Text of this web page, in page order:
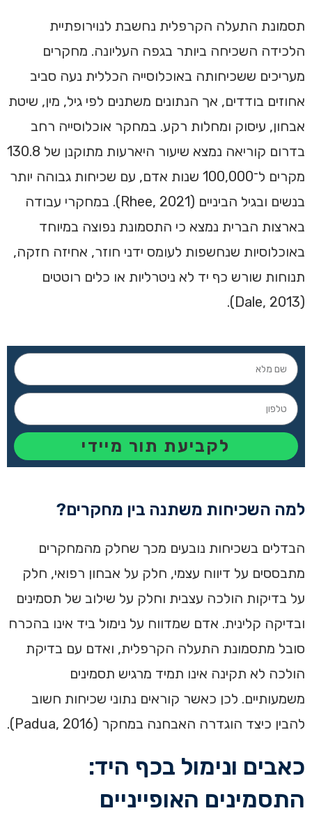
תסמונת התעלה הקרפלית נחשבת לנוירופתיית
הלכידה השכיחה ביותר בגפה העליונה. מחקרים
מעריכים ששכיחותה באוכלוסייה הכללית נעה סביב
אחוזים בודדים, אך הנתונים משתנים לפי גיל, מין, שיטת
אבחון, עיסוק ומחלות רקע. במחקר אוכלוסייה רחב
בדרום קוריאה נמצא שיעור היארעות מתוקנן של 130.8
מקרים ל־100,000 שנות אדם, עם שכיחות גבוהה יותר
בנשים ובגיל הביניים (Rhee, 2021). במחקרי עבודה
בארצות הברית נמצא כי התסמונת נפוצה במיוחד
באוכלוסיות שנחשפות לעומס ידני חוזר, אחיזה חזקה,
תנוחות שורש כף יד לא ניטרליות או כלים רוטטים
(Dale, 2013).
לקביעת תור מיידי
למה השכיחות משתנה בין מחקרים?
הבדלים בשכיחות נובעים מכך שחלק מהמחקרים
מתבססים על דיווח עצמי, חלק על אבחון רפואי, חלק
על בדיקות הולכה עצבית וחלק על שילוב של תסמינים
ובדיקה קלינית. אדם שמדווח על נימול ביד אינו בהכרח
סובל מתסמונת התעלה הקרפלית, ואדם עם בדיקת
הולכה לא תקינה אינו תמיד מרגיש תסמינים
משמעותיים. לכן כאשר קוראים נתוני שכיחות חשוב
להבין כיצד הוגדרה האבחנה במחקר (Padua, 2016).
כאבים ונימול בכף היד:
התסמינים האופייניים